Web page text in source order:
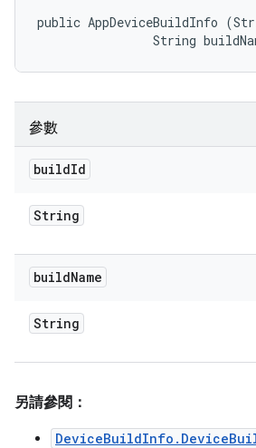
public AppDeviceBuildInfo
String
參數
buildId
String
buildName
String
另請參閱：